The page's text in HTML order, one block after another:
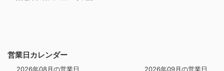
営業日カレンダー
2026年08月の営業日 2026年09月の営業日